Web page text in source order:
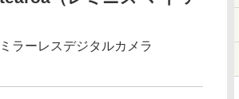
ラーレスデジタルカメラ